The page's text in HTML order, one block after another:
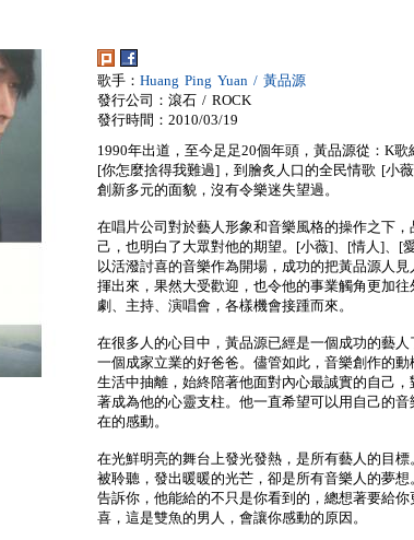
歌手： Huang Ping Yuan / 黃品源
發行公司：滾石 / ROCK
發行時間：2010/03/19
1990年出道，至今足足20個年頭，黃品源從：K歌
[你怎麼捨得我難過]，到膾炙人口的全民情歌 [小
創新多元的面貌，沒有令樂迷失望過。
在唱片公司對於藝人形象和音樂風格的操作之下，
己，也明白了大眾對他的期望。[小薇]、[情人]、[
以活潑討喜的音樂作為開場，成功的把黃品源人
揮出來，果然大受歡迎，也令他的事業觸角更加往
劇、主持、演唱會，各樣機會接踵而來。
在很多人的心目中，黃品源已經是一個成功的藝人
一個成家立業的好爸爸。儘管如此，音樂創作的動
生活中抽離，始終陪著他面對內心最誠實的自己
著成為他的心靈支柱。他一直希望可以用自己的
在的感動。
在光鮮明亮的舞台上發光發熱，是所有藝人的目標
被聆聽，發出暖暖的光芒，卻是所有音樂人的夢
告訴你，他能給的不只是你看到的，總想著要給
喜，這是雙魚的男人，會讓你感動的原因。